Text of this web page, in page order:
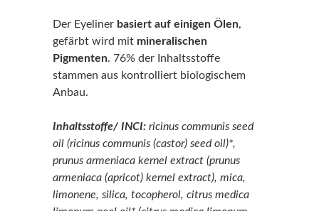
Der Eyeliner basiert auf einigen Ölen,
gefärbt wird mit mineralischen
Pigmenten. 76% der Inhaltsstoffe
stammen aus kontrolliert biologischem
Anbau.
Inhaltsstoffe/ INCI: ricinus communis seed
oil (ricinus communis (castor) seed oil)*,
prunus armeniaca kernel extract (prunus
armeniaca (apricot) kernel extract), mica,
limonene, silica, tocopherol, citrus medica